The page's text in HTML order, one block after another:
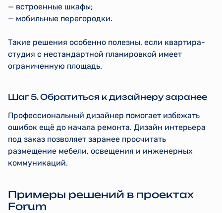
— встроенные шкафы;
— мобильные перегородки.
Такие решения особенно полезны, если квартира-
студия с нестандартной планировкой имеет
ограниченную площадь.
Шаг 5. Обратиться к дизайнеру заранее
Профессиональный дизайнер помогает избежать
ошибок ещё до начала ремонта. Дизайн интерьера
под заказ позволяет заранее просчитать
размещение мебели, освещения и инженерных
коммуникаций.
Примеры решений в проектах
Forum